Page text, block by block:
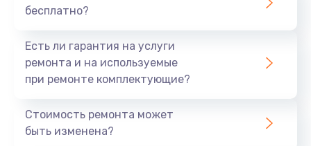
Заказать
Не заряжается
бесплатно?
Есть ли гарантия на услуги
ремонта и на используемые
при ремонте комплектующие?
Стоимость ремонта может
быть изменена?